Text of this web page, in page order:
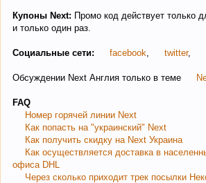
Купоны Next: Промо код действует только
и только один раз.
Социальные сети: facebook twitter,
Обсуждении Next Англия только в теме
FAQ
Номер горячей линии Next
Как попасть на "украинский" Next
Как получить скидку на Next Украина
Как осуществляется доставка в
офиса DHL
Через сколько приходит трек посылки